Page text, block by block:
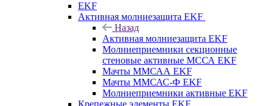
EKF
Активная молниезащита EKF
Назад
Активная молниезащита EKF
Молниеприемники секционные
стеновые активные МССА EKF
Мачты ММСАА EKF
Мачты ММСАС-Ф EKF
Молниеприемники активные EKF
Крепежные элементы EKF